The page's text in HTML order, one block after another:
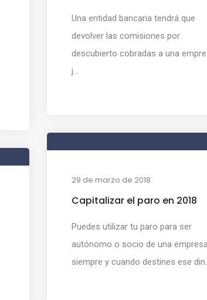
Una entidad bancaria tendrá que
devolver las comisiones por
descubierto cobradas a una
j...
29 de marzo de 2018
Capitalizar el paro en 2018
Puedes utilizar tu paro para ser
autónomo o socio de una
siempre y cuando destines ese